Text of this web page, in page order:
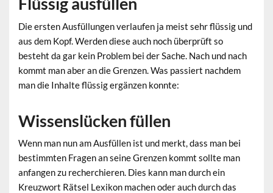
Die ersten Ausfüllungen verlaufen ja meist sehr flüssig und
aus dem Kopf. Werden diese auch noch überprüft so
besteht da gar kein Problem bei der Sache. Nach und nach
kommt man aber an die Grenzen. Was passiert nachdem
man die Inhalte flüssig ergänzen konnte:
Wissenslücken füllen
Wenn man nun am Ausfüllen ist und merkt, dass man bei
bestimmten Fragen an seine Grenzen kommt sollte man
anfangen zu recherchieren. Dies kann man durch ein
Kreuzwort Rätsel Lexikon machen oder auch durch das